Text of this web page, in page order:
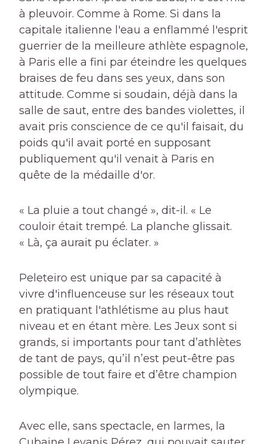
à pleuvoir. Comme à Rome. Si dans la
capitale italienne l'eau a enflammé l'esprit
guerrier de la meilleure athlète espagnole,
à Paris elle a fini par éteindre les quelques
braises de feu dans ses yeux, dans son
attitude. Comme si soudain, déjà dans la
salle de saut, entre des bandes violettes, il
avait pris conscience de ce qu'il faisait, du
poids qu'il avait porté en supposant
publiquement qu'il venait à Paris en
quête de la médaille d'or.
« La pluie a tout changé », dit-il. « Le
couloir était trempé. La planche glissait.
« Là, ça aurait pu éclater. »
Peleteiro est unique par sa capacité à
vivre d'influenceuse sur les réseaux tout
en pratiquant l'athlétisme au plus haut
niveau et en étant mère. Les Jeux sont si
grands, si importants pour tant d’athlètes
de tant de pays, qu’il n’est peut-être pas
possible de tout faire et d’être champion
olympique.
Avec elle, sans spectacle, en larmes, la